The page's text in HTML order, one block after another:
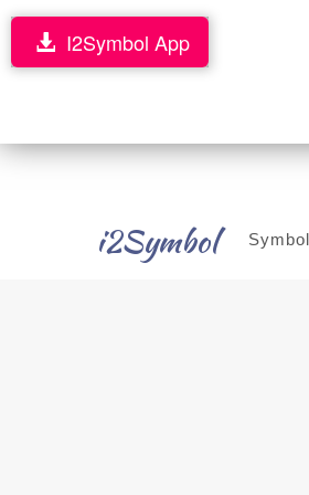
i2Symbol
I2Symbol App